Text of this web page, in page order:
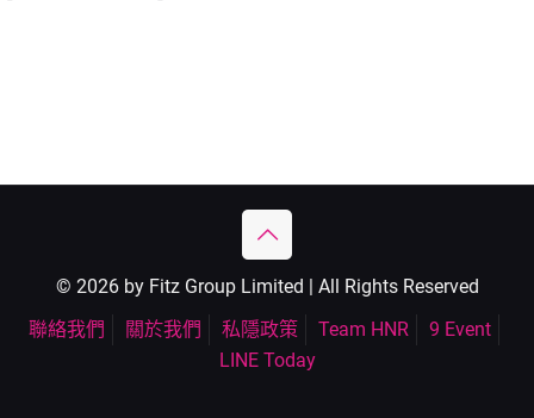
© 2026 by Fitz Group Limited | All Rights Reserved
聯絡我們
關於我們 私隱政策 Team HNR
9 Event
LINE Today